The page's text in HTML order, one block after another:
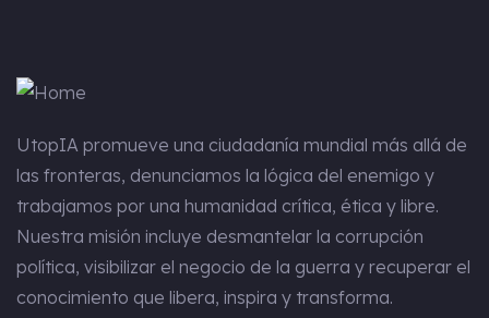
UtopIA promueve una ciudadanía mundial más allá de
las fronteras, denunciamos la lógica del enemigo y
trabajamos por una humanidad crítica, ética y libre.
Nuestra misión incluye desmantelar la corrupción
política, visibilizar el negocio de la guerra y recuperar el
conocimiento que libera, inspira y transforma.